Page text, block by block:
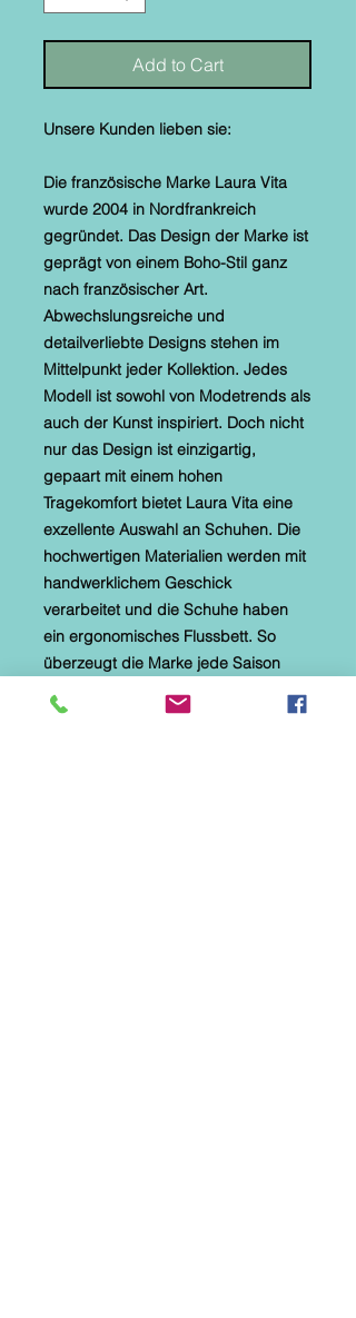
Add to Cart
Unsere Kunden lieben sie:
Die französische Marke Laura Vita
wurde 2004 in Nordfrankreich
gegründet. Das Design der Marke ist
geprägt von einem Boho-Stil ganz
nach französischer Art.
Abwechslungsreiche und
detailverliebte Designs stehen im
Mittelpunkt jeder Kollektion. Jedes
Modell ist sowohl von Modetrends als
auch der Kunst inspiriert. Doch nicht
nur das Design ist einzigartig,
gepaart mit einem hohen
Tragekomfort bietet Laura Vita eine
exzellente Auswahl an Schuhen. Die
hochwertigen Materialien werden mit
handwerklichem Geschick
verarbeitet und die Schuhe haben
ein ergonomisches Flussbett. So
überzeugt die Marke jede Saison
aufs Neue!